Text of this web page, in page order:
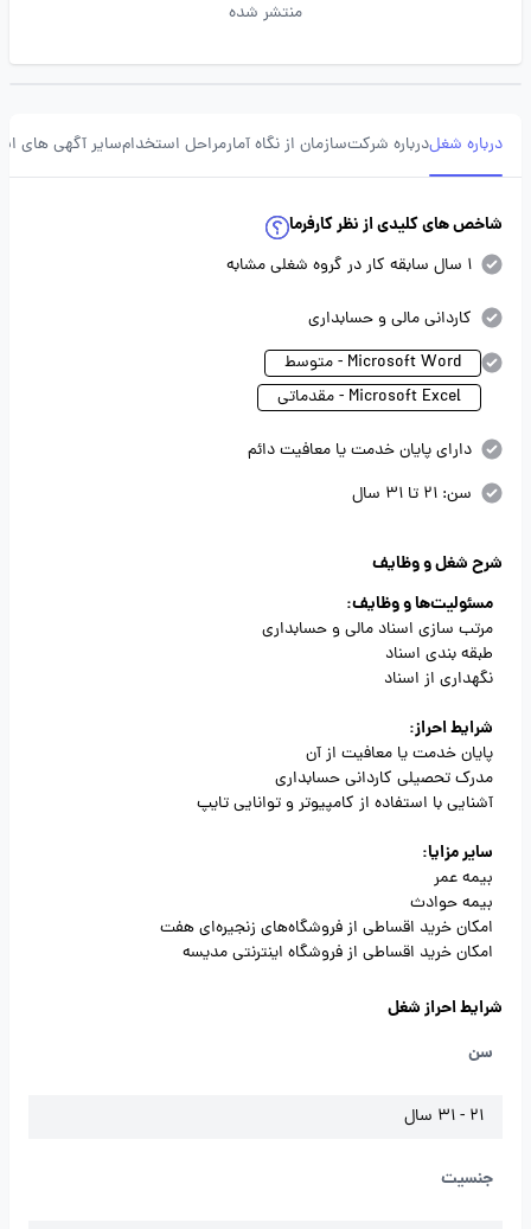
منتشر شده
درباره شغلدرباره شرکتسازمان از نگاه آمارمراحل استخدامسایر آگهی های
شاخص های کلیدی از نظر کارفرما
1 سال سابقه کار در گروه شغلی مشابه
کاردانی مالی و حسابداری
Microsoft Word - متوسط
Microsoft Excel - مقدماتی
دارای پایان خدمت یا معافیت دائم
سن: 21 تا 31 سال
شرح شغل و وظایف
مسئولیت‌ها و وظایف:
مرتب سازی اسناد مالی و حسابداری
طبقه بندی اسناد
نگهداری از اسناد
شرایط احراز:
پایان خدمت یا معافیت از آن
مدرک تحصیلی کاردانی حسابداری
آشنایی با استفاده از کامپیوتر و توانایی تایپ
سایر مزایا:
بیمه عمر
بیمه حوادث
امکان خرید اقساطی از فروشگاه‌های زنجیره‌ای هفت
امکان خرید اقساطی از فروشگاه اینترنتی مدیسه
شرایط احراز شغل
سن
21 - 31 سال
جنسیت